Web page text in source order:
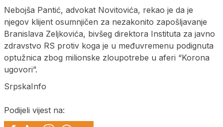
Nebojša Pantić, advokat Novitovića, rekao je da je
njegov klijent osumnjičen za nezakonito zapošljavanje
Branislava Zeljkovića, bivšeg direktora Instituta za javno
zdravstvo RS protiv koga je u međuvremenu podignuta
optužnica zbog milionske zloupotrebe u aferi “Korona
ugovori”.
SrpskaInfo
Podijeli vijest na: